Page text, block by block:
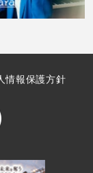
情報保護方針